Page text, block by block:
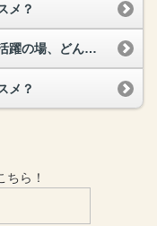
メ？
不登校ひきこもり支援アドバイザーの活躍の場、どんな人にオススメ？
メ？
ちら！